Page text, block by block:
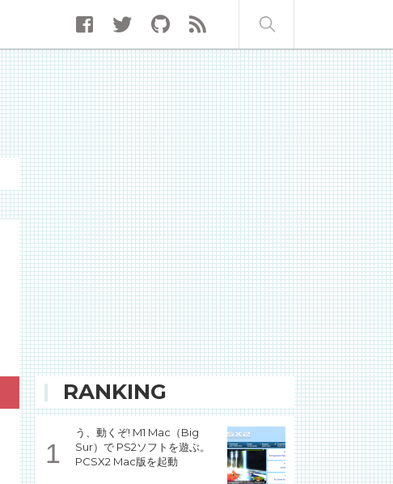
RANKING
う、動くぞ! M1 Mac（Big
Sur）で PS2ソフトを遊ぶ。
PCSX2 Mac版を起動